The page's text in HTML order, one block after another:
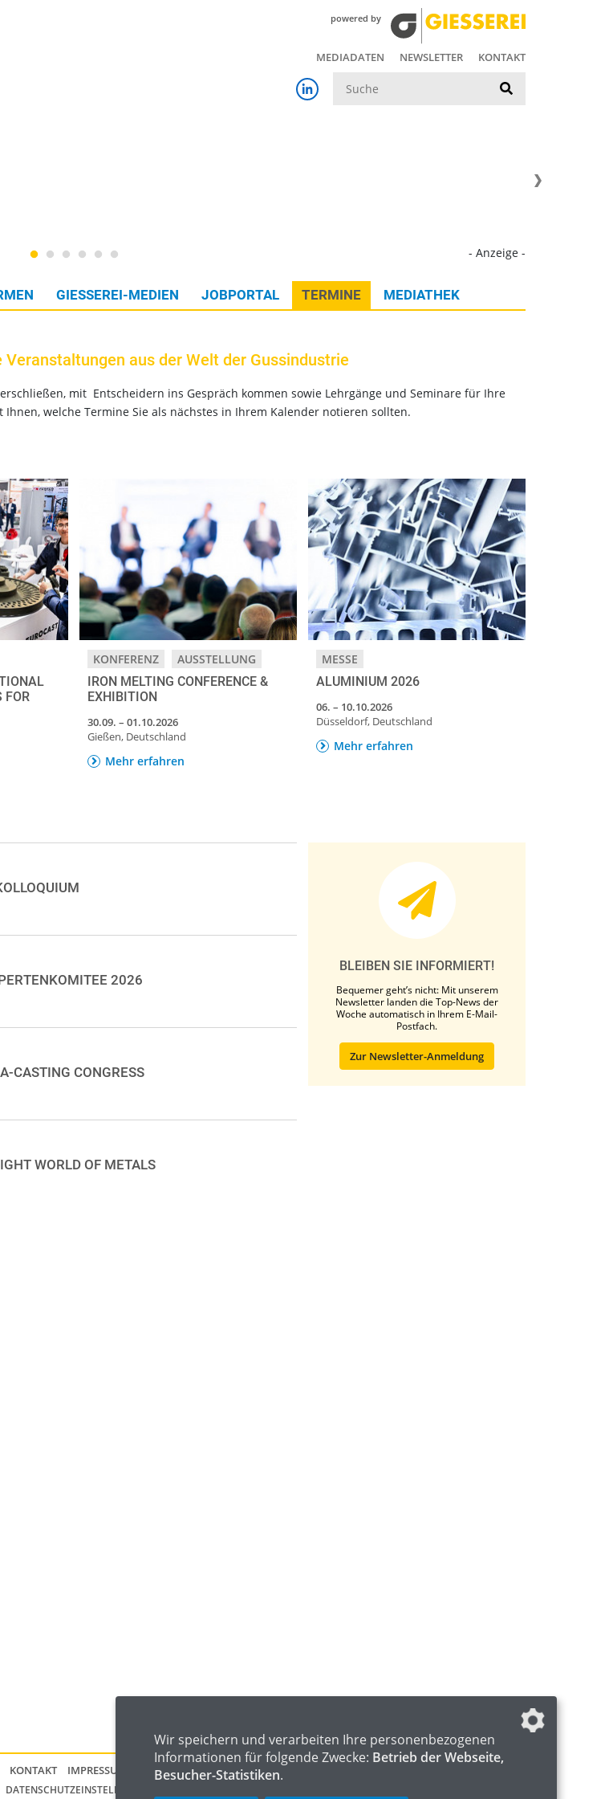
powered by
MEDIADATEN NEWSLETTER KONTAKT
- Anzeige -
GIESSEREI-MEDIEN JOBPORTAL TERMINE MEDIATHEK
aus der Welt der Gussindustrie
mit Entscheidern ins Gespräch kommen sowie Lehrgänge und Seminare für Ihre
welche Termine Sie als nächstes in Ihrem Kalender notieren sollten.
FOR
KONFERENZ
AUSSTELLUNG
IRON MELTING CONFERENCE &
EXHIBITION
30.09. – 01.10.2026
Gießen, Deutschland
Mehr erfahren
MESSE
ALUMINIUM 2026
06. – 10.10.2026
Düsseldorf, Deutschland
Mehr erfahren
2026
CASTING CONGRESS
WORLD OF METALS
BLEIBEN SIE INFORMIERT!
Bequemer geht’s nicht: Mit unserem
Newsletter landen die Top-News der
Woche automatisch in Ihrem E-Mail-
Postfach.
Zur Newsletter-Anmeldung
KONTAKT IMPRESSUM DATENSCHUTZ
DATENSCHUTZEINSTELLUNGEN
Wir speichern und verarbeiten Ihre personenbezogenen
Informationen für folgende Zwecke: Betrieb der Webseite,
Besucher-Statistiken.